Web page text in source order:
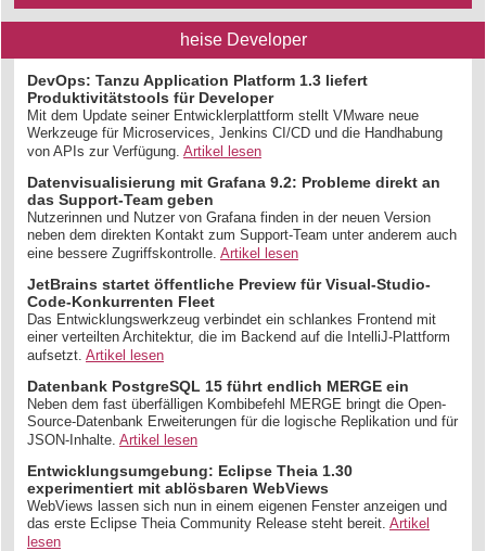
heise Developer
DevOps: Tanzu Application Platform 1.3 liefert
Produktivitätstools für Developer
Mit dem Update seiner Entwicklerplattform stellt VMware neue
Werkzeuge für Microservices, Jenkins CI/CD und die Handhabung
von APIs zur Verfügung. Artikel lesen
Datenvisualisierung mit Grafana 9.2: Probleme direkt an
das Support-Team geben
Nutzerinnen und Nutzer von Grafana finden in der neuen Version
neben dem direkten Kontakt zum Support-Team unter anderem auch
eine bessere Zugriffskontrolle. Artikel lesen
JetBrains startet öffentliche Preview für Visual-Studio-
Code-Konkurrenten Fleet
Das Entwicklungswerkzeug verbindet ein schlankes Frontend mit
einer verteilten Architektur, die im Backend auf die IntelliJ-Plattform
aufsetzt. Artikel lesen
Datenbank PostgreSQL 15 führt endlich MERGE ein
Neben dem fast überfälligen Kombibefehl MERGE bringt die Open-
Source-Datenbank Erweiterungen für die logische Replikation und für
JSON-Inhalte. Artikel lesen
Entwicklungsumgebung: Eclipse Theia 1.30
experimentiert mit ablösbaren WebViews
WebViews lassen sich nun in einem eigenen Fenster anzeigen und
das erste Eclipse Theia Community Release steht bereit. Artikel
lesen